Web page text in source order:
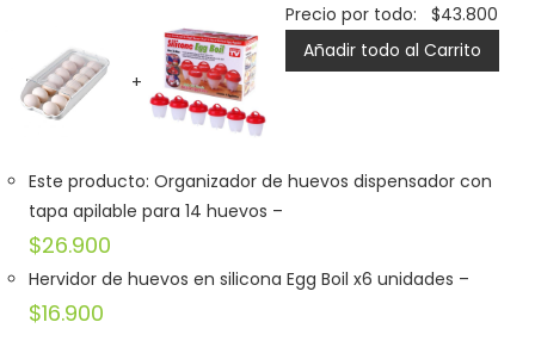
+
Precio por todo: $43.800
Añadir todo al Carrito
Este producto: Organizador de huevos dispensador con
tapa apilable para 14 huevos –
$26.900
Hervidor de huevos en silicona Egg Boil x6 unidades –
$16.900